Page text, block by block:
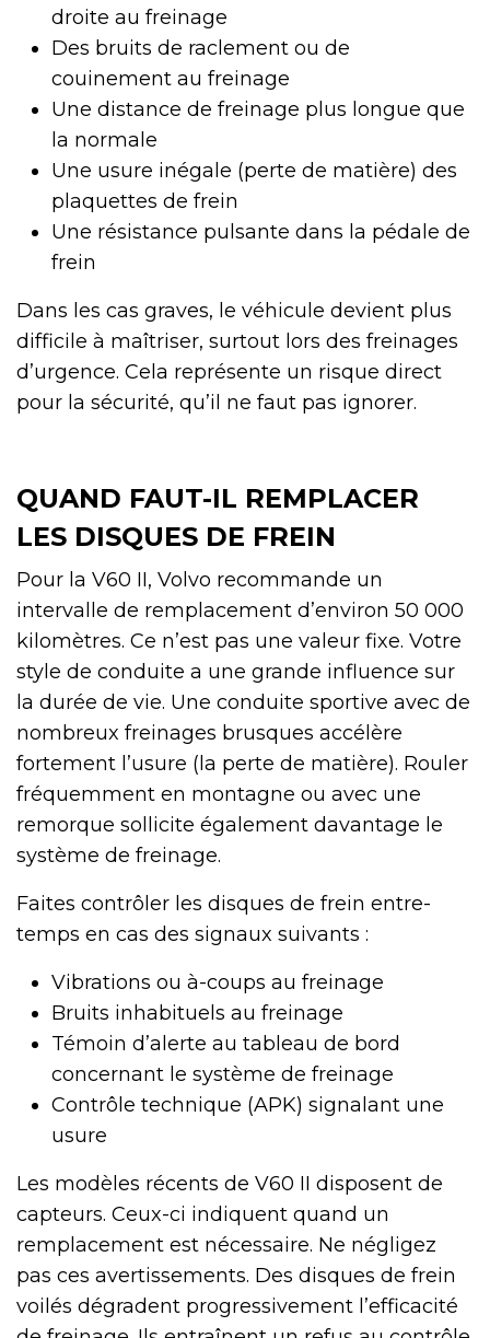
droite au freinage
Des bruits de raclement ou de
couinement au freinage
Une distance de freinage plus longue que
la normale
Une usure inégale (perte de matière) des
plaquettes de frein
Une résistance pulsante dans la pédale de
frein
Dans les cas graves, le véhicule devient plus
difficile à maîtriser, surtout lors des freinages
d’urgence. Cela représente un risque direct
pour la sécurité, qu’il ne faut pas ignorer.
QUAND FAUT-IL REMPLACER
LES DISQUES DE FREIN
Pour la V60 II, Volvo recommande un
intervalle de remplacement d’environ 50 000
kilomètres. Ce n’est pas une valeur fixe. Votre
style de conduite a une grande influence sur
la durée de vie. Une conduite sportive avec de
nombreux freinages brusques accélère
fortement l’usure (la perte de matière). Rouler
fréquemment en montagne ou avec une
remorque sollicite également davantage le
système de freinage.
Faites contrôler les disques de frein entre-
temps en cas des signaux suivants :
Vibrations ou à-coups au freinage
Bruits inhabituels au freinage
Témoin d’alerte au tableau de bord
concernant le système de freinage
Contrôle technique (APK) signalant une
usure
Les modèles récents de V60 II disposent de
capteurs. Ceux-ci indiquent quand un
remplacement est nécessaire. Ne négligez
pas ces avertissements. Des disques de frein
voilés dégradent progressivement l’efficacité